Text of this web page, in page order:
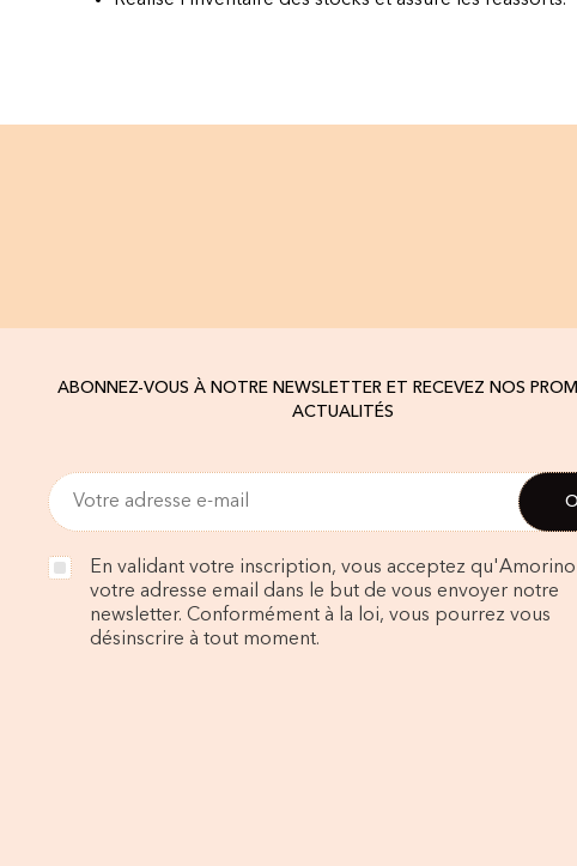
ABONNEZ-VOUS À NOTRE NEWSLETTER ET RECEVEZ NOS
ACTUALITÉS
En validant votre inscription, vous acceptez
votre adresse email dans le but de vous envoyer notre
newsletter. Conformément à la loi, vous pourrez vous
désinscrire à tout moment.